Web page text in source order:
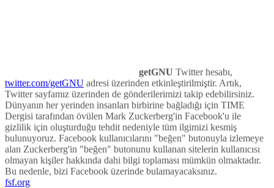
getGNU Twitter hesabı,
twitter.com/getGNU adresi üzerinden etkinleştirilmiştir. Artık,
Twitter sayfamız üzerinden de gönderilerimizi takip edebilirsiniz.
Dünyanın her yerinden insanları birbirine bağladığı için TIME
Dergisi tarafından övülen Mark Zuckerberg'in Facebook'u ile
gizlilik için oluşturduğu tehdit nedeniyle tüm ilgimizi kesmiş
bulunuyoruz. Facebook kullanıcılarını "beğen" butonuyla izlemeye
alan Zuckerberg'in "beğen" butonunu kullanan sitelerin kullanıcısı
olmayan kişiler hakkında dahi bilgi toplaması mümkün olmaktadır.
Bu nedenle, bizi Facebook üzerinde bulamayacaksınız.
fsf.org